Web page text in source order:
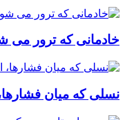
خادمانی که ترور می
نسلی که میان